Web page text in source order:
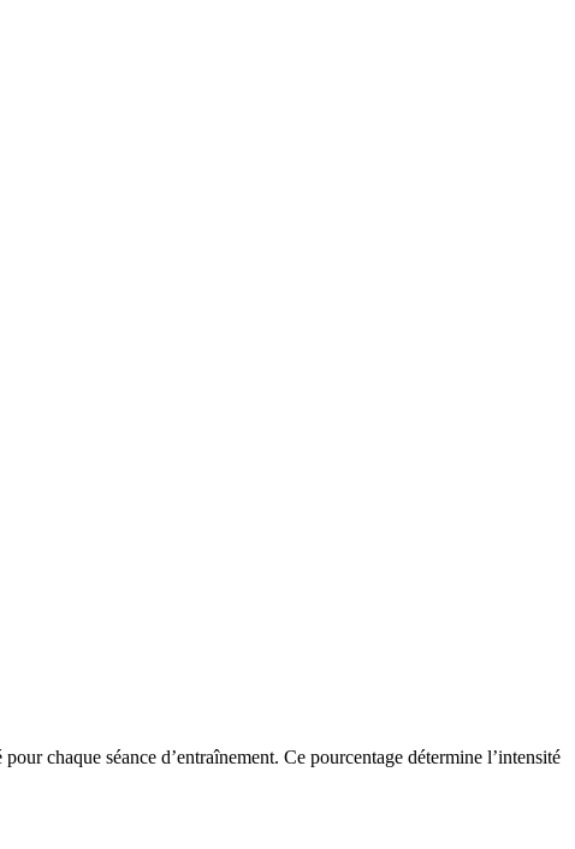
chaque séance d’entraînement. Ce pourcentage détermine l’intensité